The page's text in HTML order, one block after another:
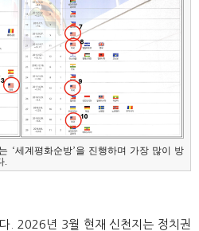
‘세계평화순방’을 진행하며 가장 많이 방
.
. 2026년 3월 현재 신천지는 정치권